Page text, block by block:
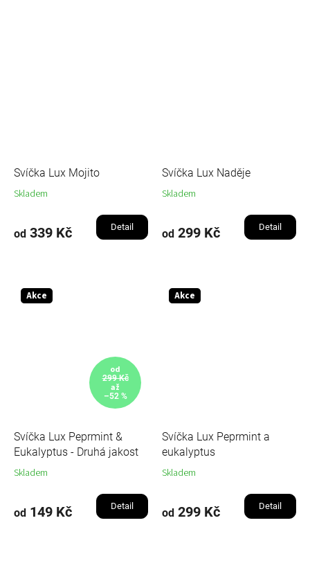
Svíčka Lux Mojito
Skladem
od 339 Kč Detail
Svíčka Lux Naděje
Skladem
od 299 Kč Detail
Akce
od
299 Kč
až
–52 %
Svíčka Lux Peprmint &
Eukalyptus - Druhá jakost
Skladem
od 149 Kč Detail
Akce
Svíčka Lux Peprmint a
eukalyptus
Skladem
od 299 Kč Detail